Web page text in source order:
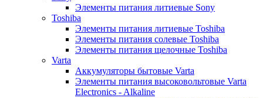
Элементы питания литиевые Sony
Toshiba
Элементы питания литиевые Toshiba
Элементы питания солевые Toshiba
Элементы питания щелочные Toshiba
Varta
Аккумуляторы бытовые Varta
Элементы питания высоковольтовые Varta
Electronics - Alkaline